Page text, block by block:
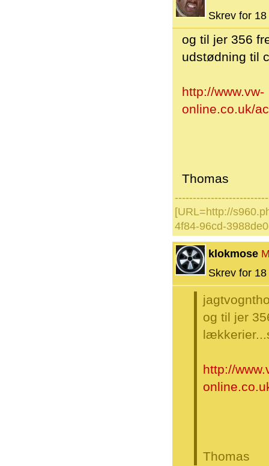
Skrev for
og til jer 356
udstødning til
http://www.vw-
online.co.uk/
Thomas
[URL=http://
4f84-96cd-
klokmose
Skrev for
og til jer
http://
Thomas